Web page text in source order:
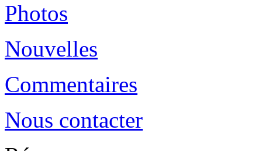
Photos
Nouvelles
Commentaires
Nous contacter